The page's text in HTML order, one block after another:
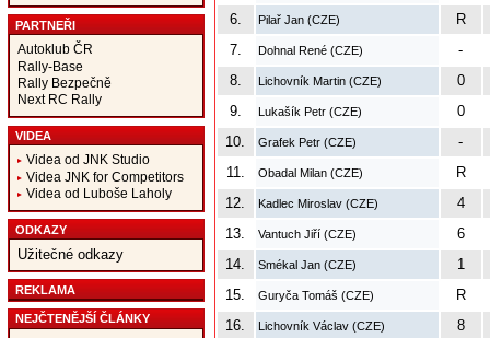
PARTNEŘI
Autoklub ČR
Rally-Base
Rally Bezpečně
Next RC Rally
VIDEA
Videa od JNK Studio
Videa JNK for Competitors
Videa od Luboše Laholy
ODKAZY
Užitečné odkazy
REKLAMA
NEJČTENĚJŠÍ ČLÁNKY
6.
Pilař Jan (CZE)
R
7.
Dohnal René (CZE)
-
8.
Lichovník Martin (CZE)
0
9.
Lukašík Petr (CZE)
0
10.
Grafek Petr (CZE)
-
11.
Obadal Milan (CZE)
R
12.
Kadlec Miroslav (CZE)
4
13.
Vantuch Jiří (CZE)
6
14.
Smékal Jan (CZE)
1
15.
Guryča Tomáš (CZE)
R
16.
Lichovník Václav (CZE)
8